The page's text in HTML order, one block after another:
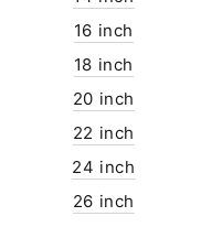
16 inch
18 inch
20 inch
22 inch
24 inch
26 inch